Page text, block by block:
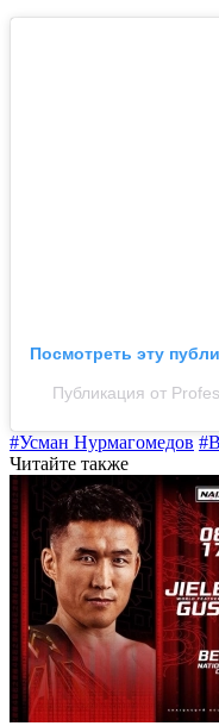
Посмотреть эту
Публикация от
#Усман Нурмагомедов
Читайте также